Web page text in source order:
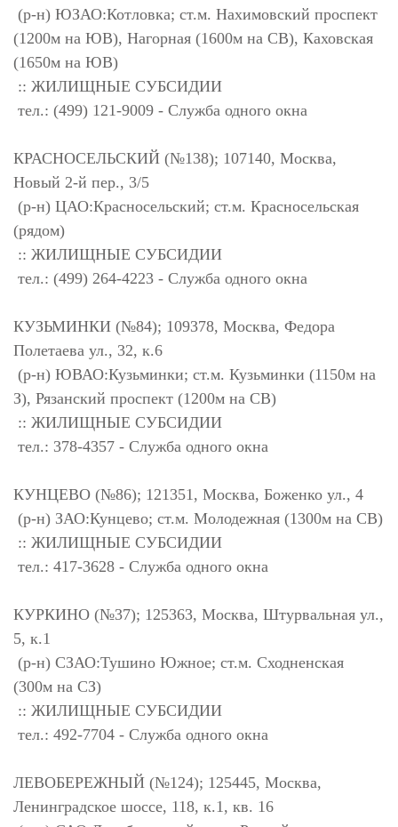
(р-н) ЮЗАО:Котловка; ст.м. Нахимовский проспект
(1200м на ЮВ), Нагорная (1600м на СВ), Каховская
(1650м на ЮВ)
:: ЖИЛИЩНЫЕ СУБСИДИИ
тел.: (499) 121-9009 - Служба одного окна
КРАСНОСЕЛЬСКИЙ (№138); 107140, Москва,
Новый 2-й пер., 3/5
(р-н) ЦАО:Красносельский; ст.м. Красносельская
(рядом)
:: ЖИЛИЩНЫЕ СУБСИДИИ
тел.: (499) 264-4223 - Служба одного окна
КУЗЬМИНКИ (№84); 109378, Москва, Федора
Полетаева ул., 32, к.6
(р-н) ЮВАО:Кузьминки; ст.м. Кузьминки (1150м на
З), Рязанский проспект (1200м на СВ)
:: ЖИЛИЩНЫЕ СУБСИДИИ
тел.: 378-4357 - Служба одного окна
КУНЦЕВО (№86); 121351, Москва, Боженко ул., 4
(р-н) ЗАО:Кунцево; ст.м. Молодежная (1300м на СВ)
:: ЖИЛИЩНЫЕ СУБСИДИИ
тел.: 417-3628 - Служба одного окна
КУРКИНО (№37); 125363, Москва, Штурвальная ул.,
5, к.1
(р-н) СЗАО:Тушино Южное; ст.м. Сходненская
(300м на СЗ)
:: ЖИЛИЩНЫЕ СУБСИДИИ
тел.: 492-7704 - Служба одного окна
ЛЕВОБЕРЕЖНЫЙ (№124); 125445, Москва,
Ленинградское шоссе, 118, к.1, кв. 16